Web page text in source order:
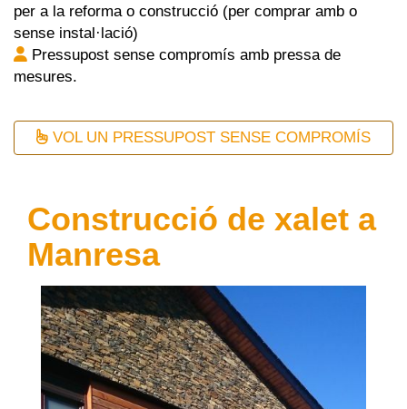
per a la reforma o construcció (per comprar amb o
sense instal·lació)
Pressupost sense compromís amb pressa de
mesures.
VOL UN PRESSUPOST SENSE COMPROMÍS
Construcció de xalet a
Manresa